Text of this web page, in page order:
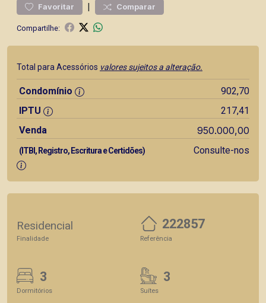
Favoritar | Comparar
Compartilhe:
Total para Acessórios valores sujeitos a alteração.
Condomínio
902,70
IPTU
217,41
Venda
950.000,00
(ITBI, Registro, Escritura e Certidões) Consulte-nos
Residencial
Finalidade
222857
Referência
3
Dormitórios
3
Suítes